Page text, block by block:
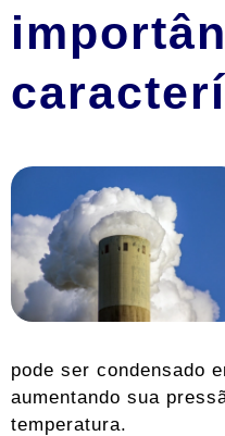
pode ser condensado
aumentando sua
temperatura.